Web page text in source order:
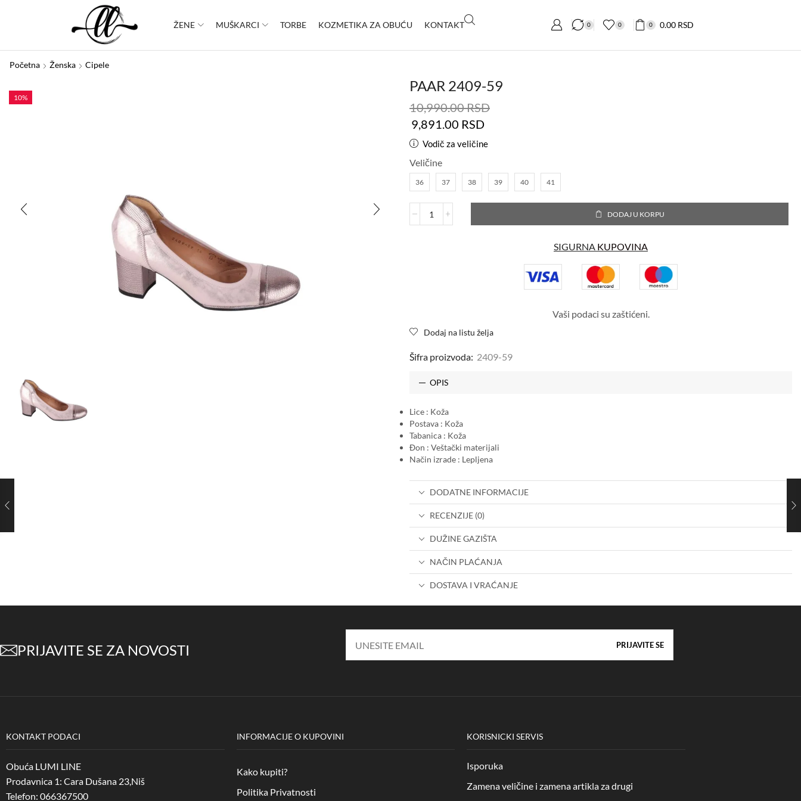
ŽENE MUŠKARCI TORBE KOZMETIKA ZA OBUĆU KONTAKT 0 0 0 0.00 RSD
Početna Ženska Cipele
10%
PAAR 2409-59
10,990.00RSD
9,891.00 RSD
Vodič za veličine
Veličine
36 37 38 39 40 41
DODAJ U KORPU
SIGURNA KUPOVINA
Vaši podaci su zaštićeni.
Dodaj na listu želja
Šifra proizvoda: 2409-59
OPIS
Lice : Koža
Postava : Koža
Tabanica : Koža
Đon : Veštački materijali
Način izrade : Lepljena
DODATNE INFORMACIJE
RECENZIJE (0)
DUŽINE GAZIŠTA
NAČIN PLAĆANJA
DOSTAVA I VRAĆANJE
PRIJAVITE SE ZA NOVOSTI
KONTAKT PODACI
Obuća LUMI LINE
Prodavnica 1: Cara Dušana 23,Niš
Telefon: 066367500
INFORMACIJE O KUPOVINI
Kako kupiti?
Politika Privatnosti
KORISNICKI SERVIS
Isporuka
Zamena veličine i zamena artikla za drugi